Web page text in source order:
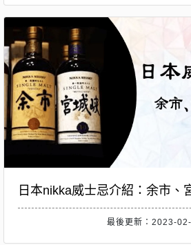
日本nikka威士忌介紹：余市、
最後更新：2023-